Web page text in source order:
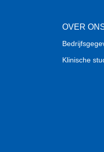
OVER
Klinische